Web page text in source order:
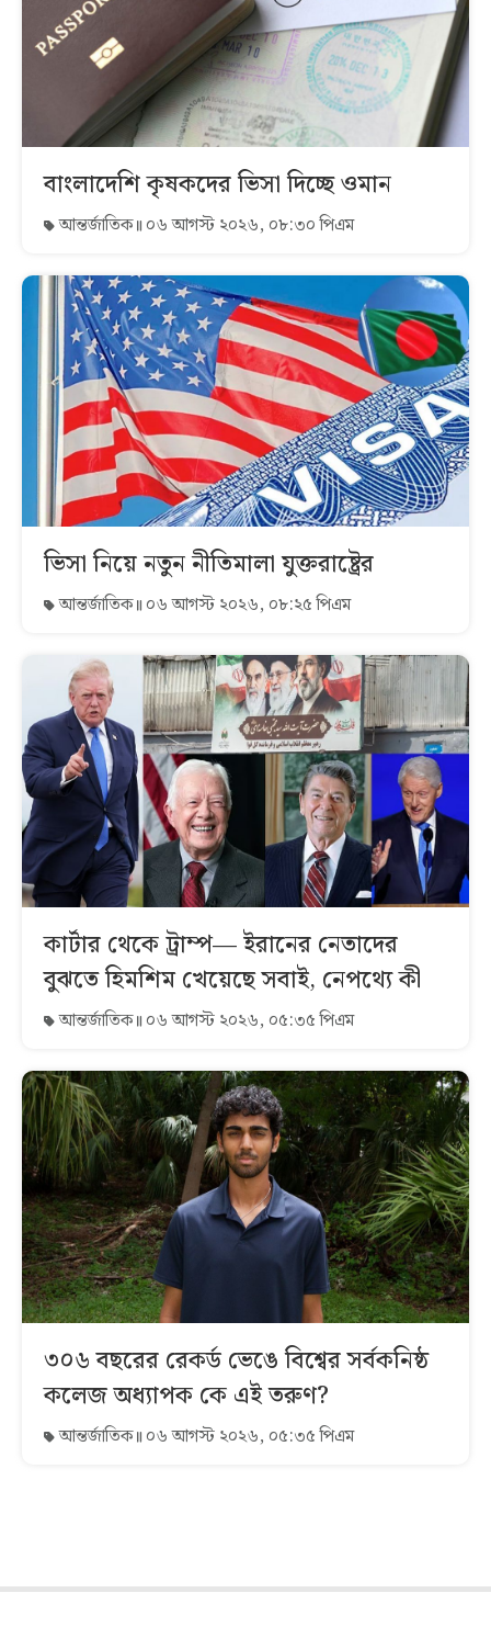
বাংলাদেশি কৃষকদের ভিসা দিচ্ছে ওমান
আন্তর্জাতিক ০৬ আগস্ট ২০২৬, ০৮:৩০ পিএম
ভিসা নিয়ে নতুন নীতিমালা যুক্তরাষ্ট্রের
আন্তর্জাতিক ০৬ আগস্ট ২০২৬, ০৮:২৫ পিএম
কার্টার থেকে ট্রাম্প— ইরানের নেতাদের
বুঝতে হিমশিম খেয়েছে সবাই, নেপথ্যে কী
আন্তর্জাতিক ০৬ আগস্ট ২০২৬, ০৫:৩৫ পিএম
৩০৬ বছরের রেকর্ড ভেঙে বিশ্বের সর্বকনিষ্ঠ
কলেজ অধ্যাপক কে এই তরুণ?
আন্তর্জাতিক ০৬ আগস্ট ২০২৬, ০৫:৩৫ পিএম